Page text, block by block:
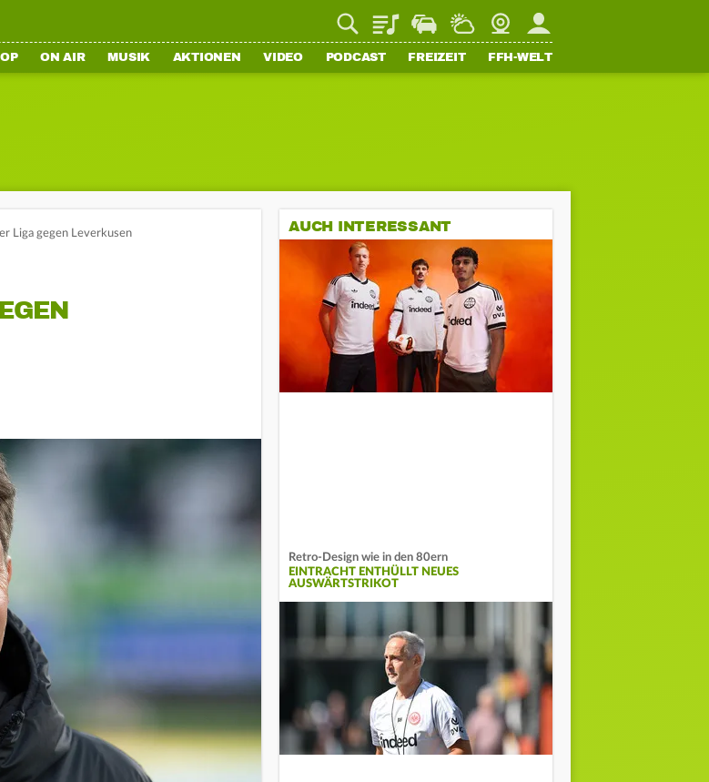
PlaylistStaupilotWetterWebcamMein FFH
ON AIR MUSIK AKTIONEN VIDEO PODCAST FREIZEIT FFH-WELT
Liga gegen Leverkusen
AUCH INTERESSANT
Retro-Design wie in den 80ern
EINTRACHT ENTHÜLLT NEUES
AUSWÄRTSTRIKOT